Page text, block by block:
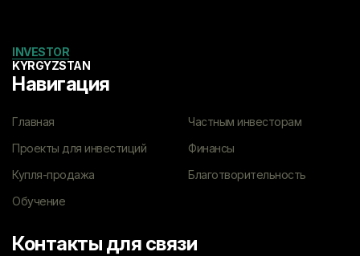
INVESTOR
KYRGYZSTAN
Навигация
Главная
Проекты для инвестиций
Купля-продажа
Обучение
Частным инвесторам
Финансы
Благотворительность
Контакты для связи